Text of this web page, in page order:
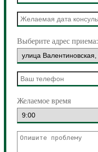
Выберите адрес приема:
Желаемое время